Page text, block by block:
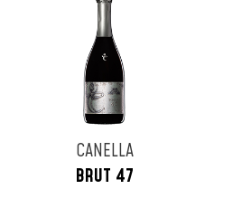
CANELLA
BRUT 47